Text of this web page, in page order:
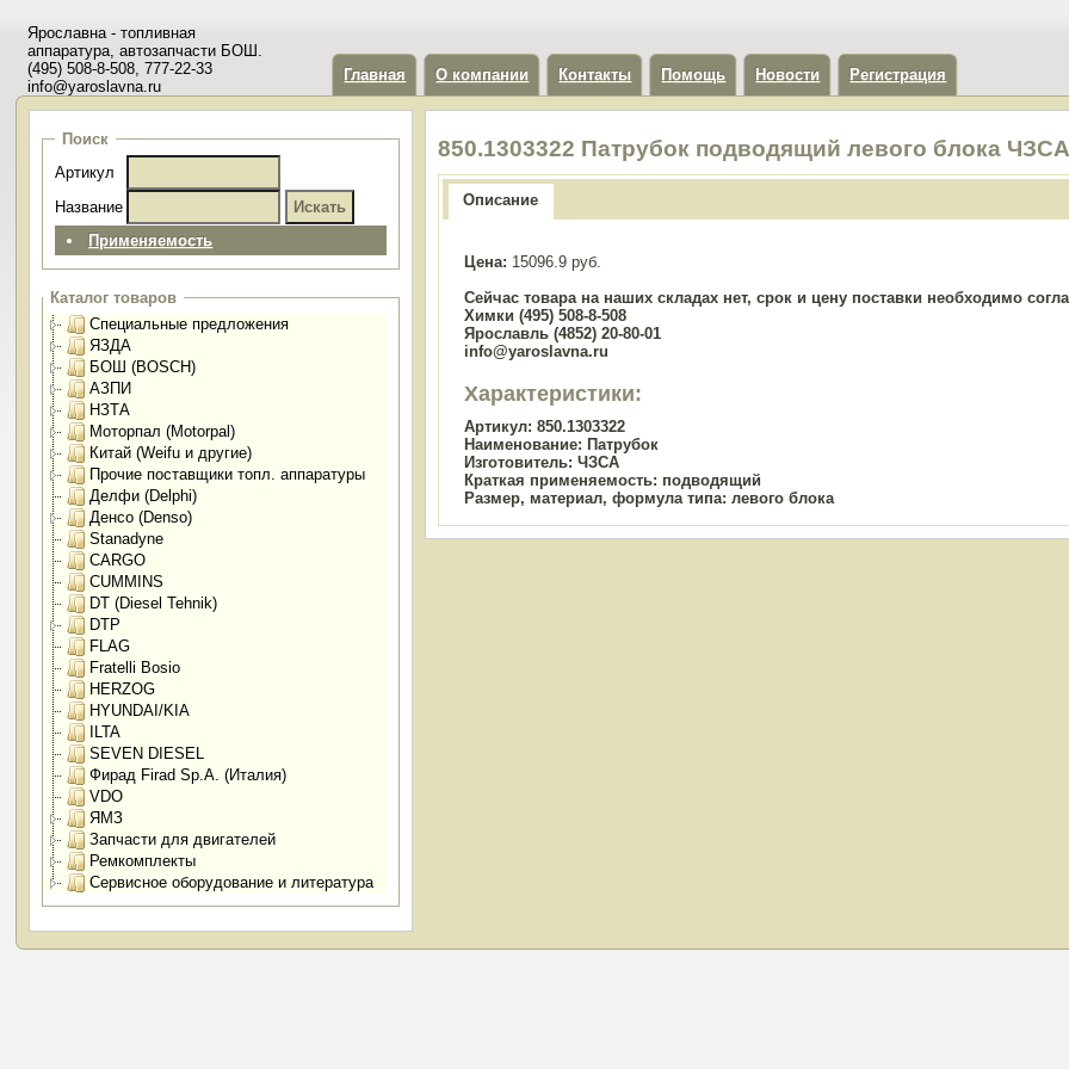
Ярославна - топливная
аппаратура, автозапчасти БОШ.
(495) 508-8-508, 777-22-33
info@yaroslavna.ru
Главная О компании Контакты Помощь Новости Регистрация
Поиск
Артикул
Название
Применяемость
Каталог товаров
Специальные предложения
ЯЗДА
БОШ (BOSCH)
АЗПИ
НЗТА
Моторпал (Motorpal)
Китай (Weifu и другие)
Прочие поставщики топл. аппаратуры
Делфи (Delphi)
Денсо (Denso)
Stanadyne
CARGO
CUMMINS
DT (Diesel Tehnik)
DTP
FLAG
Fratelli Bosio
HERZOG
HYUNDAI/KIA
ILTA
SEVEN DIESEL
Фирад Firad Sp.A. (Италия)
VDO
ЯМЗ
Запчасти для двигателей
Ремкомплекты
Сервисное оборудование и литература
850.1303322 Патрубок подводящий левого блока ЧЗСА
Описание
Цена: 15096.9 руб.
Сейчас товара на наших складах нет, срок и цену поставки необходимо
Химки (495) 508-8-508
Ярославль (4852) 20-80-01
info@yaroslavna.ru
Характеристики:
Артикул: 850.1303322
Наименование: Патрубок
Изготовитель: ЧЗСА
Краткая применяемость: подводящий
Размер, материал, формула типа: левого блока